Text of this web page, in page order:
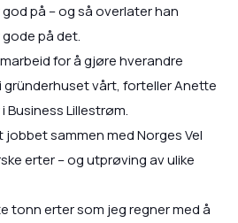
på – og så overlater han
på det.
for å gjøre hverandre
gründerhuset vårt, forteller Anette
Business Lillestrøm.
sammen med Norges Vel
erter – og utprøving av ulike
tonn erter som jeg regner med å